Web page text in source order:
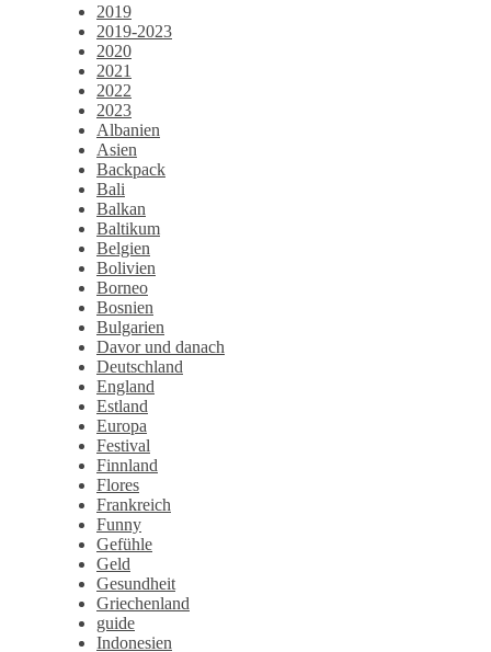
2019
2019-2023
2020
2021
2022
2023
Albanien
Asien
Backpack
Bali
Balkan
Baltikum
Belgien
Bolivien
Borneo
Bosnien
Bulgarien
Davor und danach
Deutschland
England
Estland
Europa
Festival
Finnland
Flores
Frankreich
Funny
Gefühle
Geld
Gesundheit
Griechenland
guide
Indonesien